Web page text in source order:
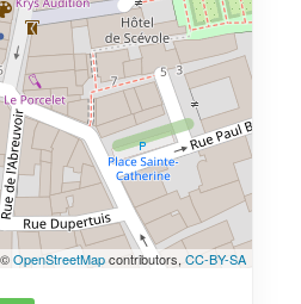
OpenStreetMapcontributors,CC-BY-SA